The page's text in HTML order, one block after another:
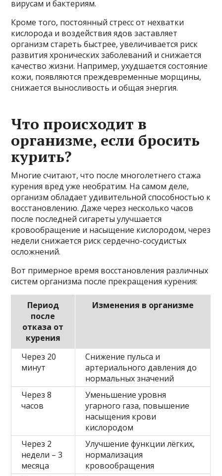
вирусам и бактериям.
Кроме того, постоянный стресс от нехватки
кислорода и воздействия ядов заставляет
организм стареть быстрее, увеличивается риск
развития хронических заболеваний и снижается
качество жизни. Например, ухудшается состояние
кожи, появляются преждевременные морщины,
снижается выносливость и общая энергия.
Что происходит в
организме, если бросить
курить?
Многие считают, что после многолетнего стажа
курения вред уже необратим. На самом деле,
организм обладает удивительной способностью к
восстановлению. Даже через несколько часов
после последней сигареты улучшается
кровообращение и насыщение кислородом, через
недели снижается риск сердечно-сосудистых
осложнений.
Вот примерное время восстановления различных
систем организма после прекращения курения:
Период
после
отказа от
курения
Изменения в организме
Через 20
минут
Снижение пульса и
артериального давления до
нормальных значений
Через 8
часов
Уменьшение уровня
угарного газа, повышение
насыщения крови
кислородом
Через 2
недели – 3
месяца
Улучшение функции лёгких,
нормализация
кровообращения